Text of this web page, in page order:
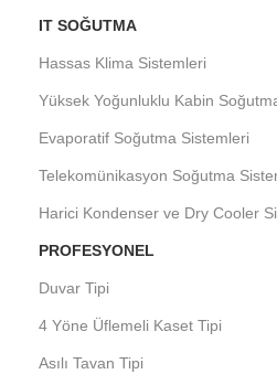
IT SOĞUTMA
Hassas Klima Sistemleri
Yüksek Yoğunluklu Kabin
Evaporatif Soğutma Sistemleri
Telekomünikasyon Soğutma
Harici Kondenser ve Dry Cooler
PROFESYONEL
Duvar Tipi
4 Yöne Üflemeli Kaset Tipi
Asılı Tavan Tipi